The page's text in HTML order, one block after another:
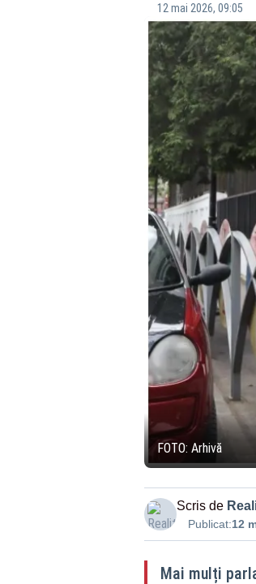
12 mai 2026, 09:05
FOTO: Arhivă
Scris de
Publicat:12
Mai mulți